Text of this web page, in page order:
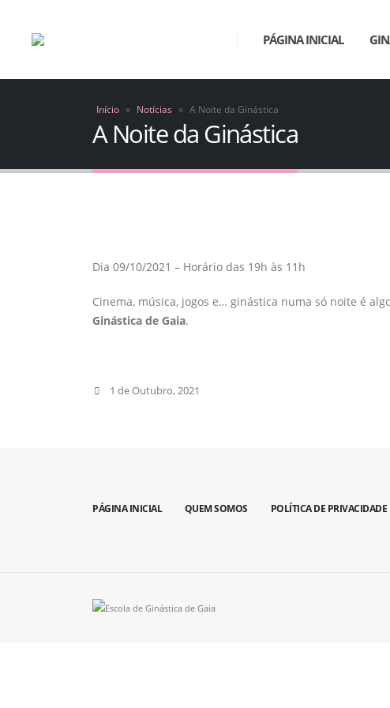
PÁGINA INICIAL
Início » Notícias » A Noite da Ginástica
A Noite da Ginástica
Dia 09/10/2021 – Horário das 19h às 11h
Cinema, música, jogos e… ginástica numa só noite é
Ginástica de Gaia.
1 de Outubro, 2021
PÁGINA INICIAL QUEM SOMOS POLÍTICA DE PRIVACIDADE